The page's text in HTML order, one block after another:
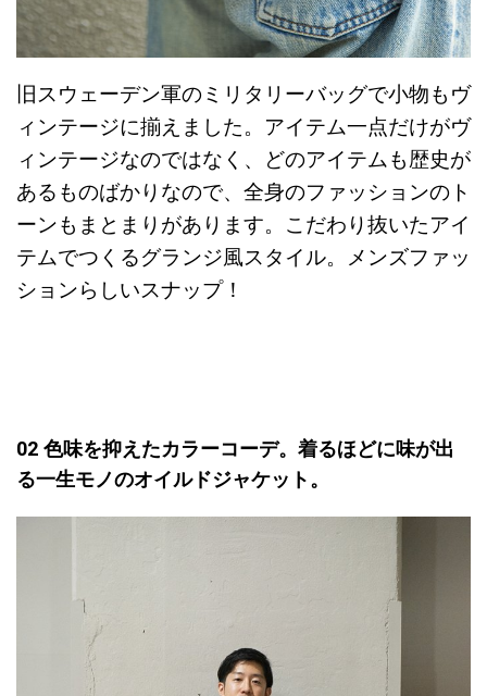
旧スウェーデン軍のミリタリーバッグで小物もヴ
ィンテージに揃えました。アイテム一点だけがヴ
ィンテージなのではなく、どのアイテムも歴史が
あるものばかりなので、全身のファッションのト
ーンもまとまりがあります。こだわり抜いたアイ
テムでつくるグランジ風スタイル。メンズファッ
ションらしいスナップ！
02 色味を抑えたカラーコーデ。着るほどに味が出
る一生モノのオイルドジャケット。